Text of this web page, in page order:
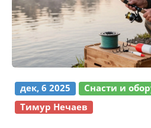
дек, 6 2025
Снасти и
Тимур Нечаев